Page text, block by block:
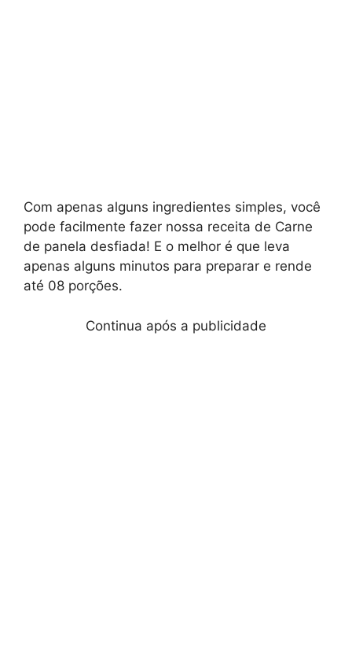
Com apenas alguns ingredientes simples, você
pode facilmente fazer nossa receita de Carne
de panela desfiada! E o melhor é que leva
apenas alguns minutos para preparar e rende
até 08 porções.
Continua após a publicidade